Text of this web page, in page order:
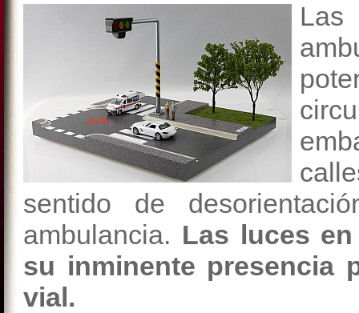
sentido de
ambulancia. Las luces
su inminente presencia
vial.